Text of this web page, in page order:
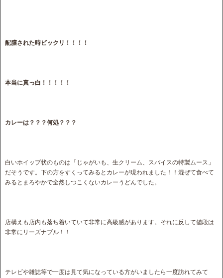
配膳された時ビックリ！！！！
本当に真っ白！！！！！
カレーは？？？何処？？？
白いホイップ状のものは「じゃがいも、生クリーム、スパイスの特製ムース」
だそうです。下の方をすくってみるとカレーが現われました！！混ぜて食べて
みるとまろやかで全然しつこくないカレーうどんでした。
店構えも店内も落ち着いていて非常に高級感があります。それに反して値段は
非常にリーズナブル！！
テレビや雑誌等で一度は見て気になっている方がいましたら一度訪れてみて